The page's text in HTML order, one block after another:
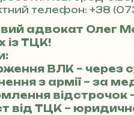
телефон: +38
адвокат Олег
із ТЦК!
ВЛК – через
з армії – за
відстрочок
від ТЦК –